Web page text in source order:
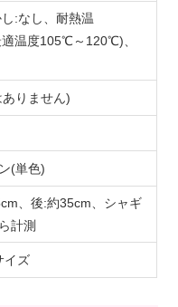
:なし、耐熱温
温度105℃～120℃)、
りません)
(単色)
、後:約35cm、シャギ
計測
イズ